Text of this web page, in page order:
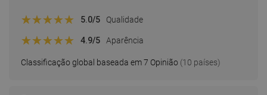
Classificação global baseada em 7 Opinião (10 países)
5.0/5 Qualidade
4.9/5 Aparência